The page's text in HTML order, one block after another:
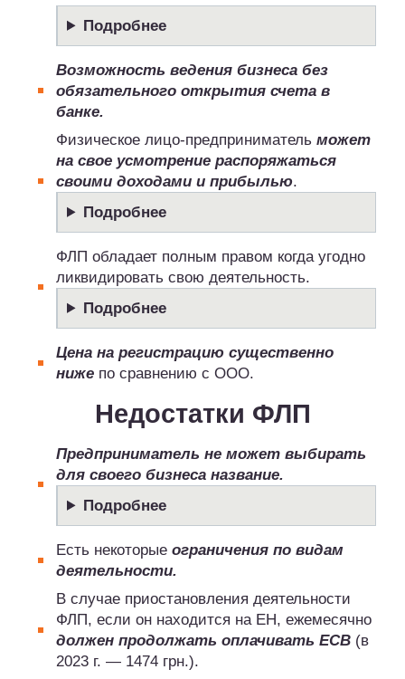
Подробнее
Возможность ведения бизнеса без
обязательного открытия счета в
банке.
Физическое лицо-предприниматель может
на свое усмотрение распоряжаться
своими доходами и прибылью.
Подробнее
ФЛП обладает полным правом когда угодно
ликвидировать свою деятельность.
Подробнее
Цена на регистрацию существенно
ниже по сравнению с ООО.
Недостатки ФЛП
Предприниматель не может выбирать
для своего бизнеса название.
Подробнее
Есть некоторые ограничения по видам
деятельности.
В случае приостановления деятельности
ФЛП, если он находится на ЕН, ежемесячно
должен продолжать оплачивать ЕСВ (в
2023 г. — 1474 грн.).